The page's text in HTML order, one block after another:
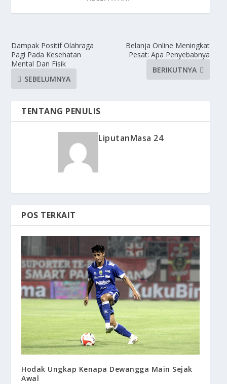
Dampak Positif Olahraga
Pagi Pada Kesehatan
Mental Dan Fisik
SEBELUMNYA
Belanja Online Meningkat
Pesat: Apa Penyebabnya
BERIKUTNYA
TENTANG PENULIS
LiputanMasa 24
POS TERKAIT
Hodak Ungkap Kenapa Dewangga Main Sejak
Awal